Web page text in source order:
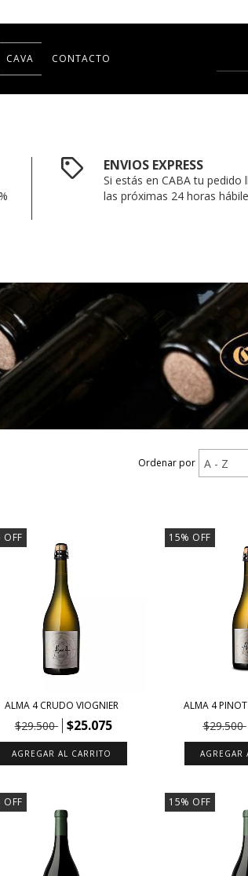
CAVA CONTACTO
ENVIOS EXPRESS
Si estás en CABA tu pedido
las próximas 24 horas
Ordenar por
OFF
ALMA 4 CRUDO VIOGNIER
$29.500 $25.075
15% OFF
ALMA 4
$29.500
OFF 15% OFF